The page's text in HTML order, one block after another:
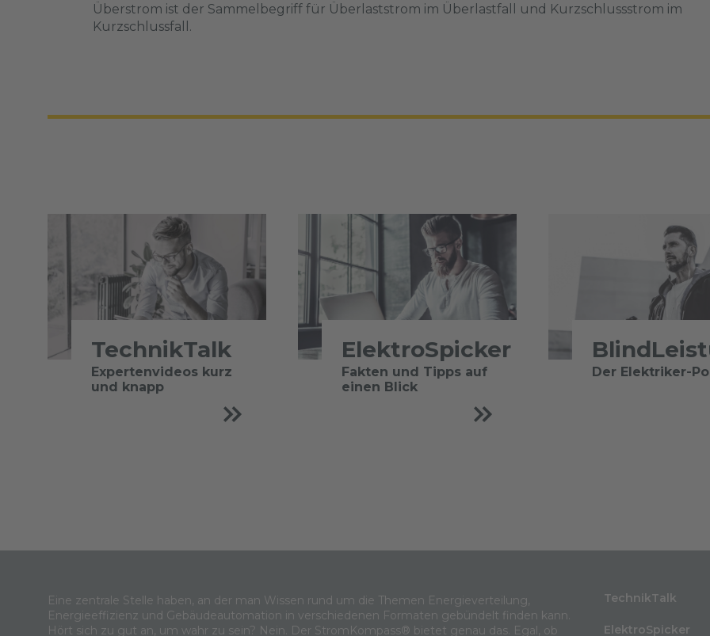
Überstrom ist der Sammelbegriff für Überlaststrom im Überlastfall und Kurzschlussstrom im
Kurzschlussfall.
TechnikTalk
Expertenvideos kurz
und knapp
ElektroSpicker
Fakten und Tipps auf
einen Blick
Der Elektriker-
Eine zentrale Stelle haben, an der man Wissen rund um die Themen Energieverteilung,
Energieeffizienz und Gebäudeautomation in verschiedenen Formaten gebündelt finden kann.
Hört sich zu gut an, um wahr zu sein? Nein. Der StromKompass® bietet genau das. Egal, ob
TechnikTalk
ElektroSpicker